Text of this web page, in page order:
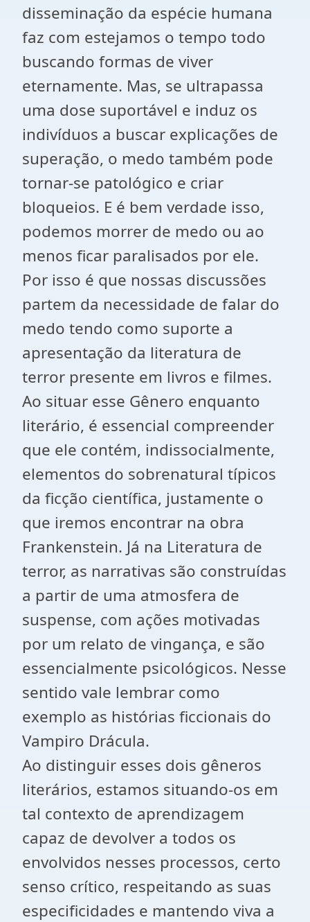
disseminação da espécie humana
faz com estejamos o tempo todo
buscando formas de viver
eternamente. Mas, se ultrapassa
uma dose suportável e induz os
indivíduos a buscar explicações de
superação, o medo também pode
tornar-se patológico e criar
bloqueios. E é bem verdade isso,
podemos morrer de medo ou ao
menos ficar paralisados por ele.
Por isso é que nossas discussões
partem da necessidade de falar do
medo tendo como suporte a
apresentação da literatura de
terror presente em livros e filmes.
Ao situar esse Gênero enquanto
literário, é essencial compreender
que ele contém, indissocialmente,
elementos do sobrenatural típicos
da ficção científica, justamente o
que iremos encontrar na obra
Frankenstein. Já na Literatura de
terror, as narrativas são construídas
a partir de uma atmosfera de
suspense, com ações motivadas
por um relato de vingança, e são
essencialmente psicológicos. Nesse
sentido vale lembrar como
exemplo as histórias ficcionais do
Vampiro Drácula.
Ao distinguir esses dois gêneros
literários, estamos situando-os em
tal contexto de aprendizagem
capaz de devolver a todos os
envolvidos nesses processos, certo
senso crítico, respeitando as suas
especificidades e mantendo viva a